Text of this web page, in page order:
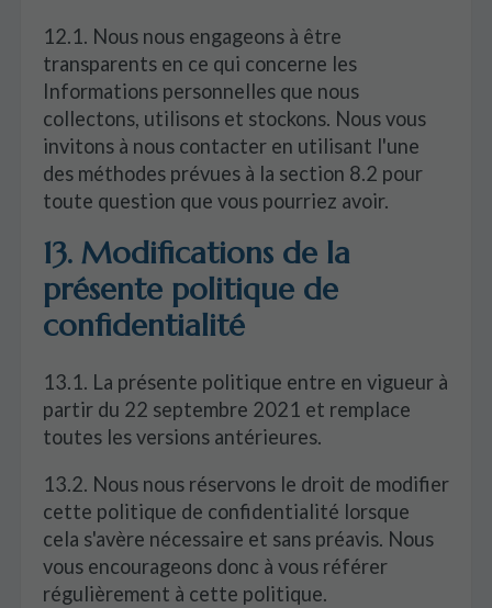
12.1. Nous nous engageons à être
transparents en ce qui concerne les
Informations personnelles que nous
collectons, utilisons et stockons. Nous vous
invitons à nous contacter en utilisant l'une
des méthodes prévues à la section 8.2 pour
toute question que vous pourriez avoir.
13. Modifications de la
présente politique de
confidentialité
13.1. La présente politique entre en vigueur à
partir du 22 septembre 2021 et remplace
toutes les versions antérieures.
13.2. Nous nous réservons le droit de modifier
cette politique de confidentialité lorsque
cela s'avère nécessaire et sans préavis. Nous
vous encourageons donc à vous référer
régulièrement à cette politique.